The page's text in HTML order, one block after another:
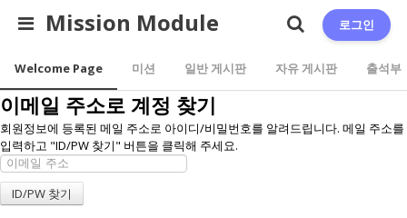
Mission Module
Welcome Page 미션 일반 게시판 자유 게시판 출석부
로그인
이메일 주소로 계정 찾기
회원정보에 등록된 메일 주소로 아이디/비밀번호를 알려드립니다. 메일 주소를
입력하고 "ID/PW 찾기" 버튼을 클릭해 주세요.